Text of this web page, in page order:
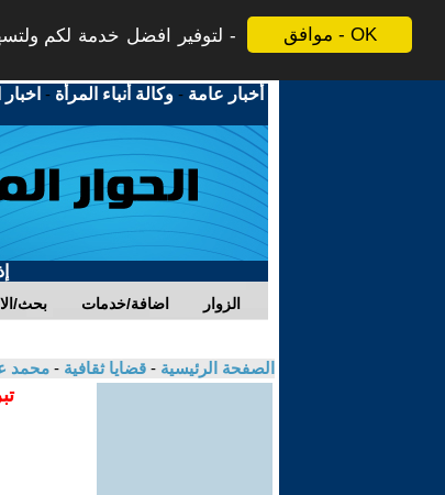
موافق - OK
لتوفير افضل خدمة لكم
أخبار عامة -وكالة أنباء المرأة -
بحث/ اضافة/خدمات الزوار
الصفحة الرئيسية - قضايا ثقافية - محمد